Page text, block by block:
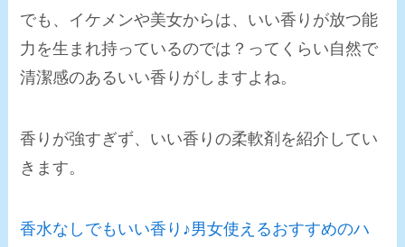
でも、イケメンや美女からは、いい香りが放つ能
力を生まれ持っているのでは？ってくらい自然で
清潔感のあるいい香りがしますよね。
香りが強すぎず、いい香りの柔軟剤を紹介してい
きます。
香水なしでもいい香り♪男女使えるおすすめのハ